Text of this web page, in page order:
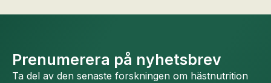
Prenumerera på nyhetsbrev
Ta del av den senaste forskningen om hästnutrition